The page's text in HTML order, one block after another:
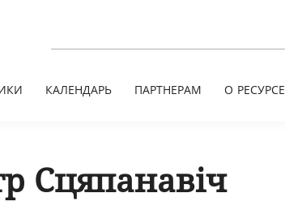
КАЛЕНДАРЬ ПАРТНЕРАМ О РЕСУРСЕ
Сцяпанавіч